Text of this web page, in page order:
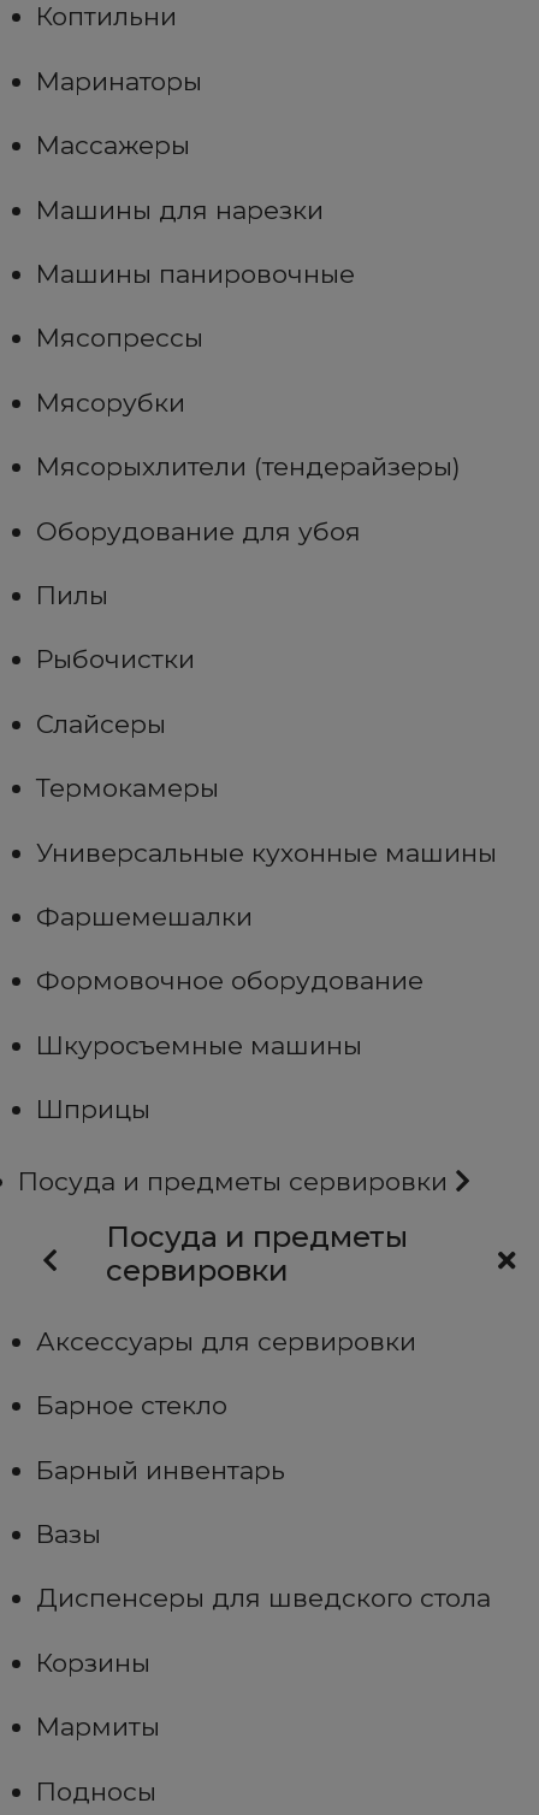
Коптильни
Маринаторы
Массажеры
Машины для нарезки
Машины панировочные
Мясопрессы
Мясорубки
Мясорыхлители (тендерайзеры)
Оборудование для убоя
Пилы
Рыбочистки
Слайсеры
Термокамеры
Универсальные кухонные машины
Фаршемешалки
Формовочное оборудование
Шкуросъемные машины
Шприцы
Посуда и предметы сервировки
Посуда и предметы
сервировки
Аксессуары для сервировки
Барное стекло
Барный инвентарь
Вазы
Диспенсеры для шведского стола
Корзины
Мармиты
Подносы